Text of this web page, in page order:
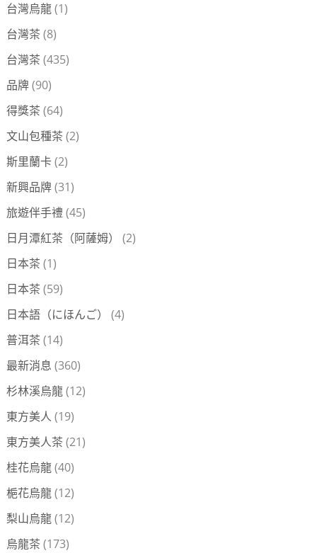
台灣烏龍(1)
台灣茶 (8)
台灣茶 (435)
品牌(90)
得獎茶 (64)
文山包種茶 (2)
斯里蘭卡(2)
新興品牌(31)
旅遊伴手禮(45)
日月潭紅茶（阿薩姆）
(2)
日本茶 (1)
日本茶 (59)
日本語（にほんご）
(4)
普洱茶 (14)
最新消息 (360)
杉林溪烏龍(12)
東方美人 (19)
東方美人茶 (21)
桂花烏龍(40)
梔花烏龍(12)
梨山烏龍(12)
烏龍茶 (173)